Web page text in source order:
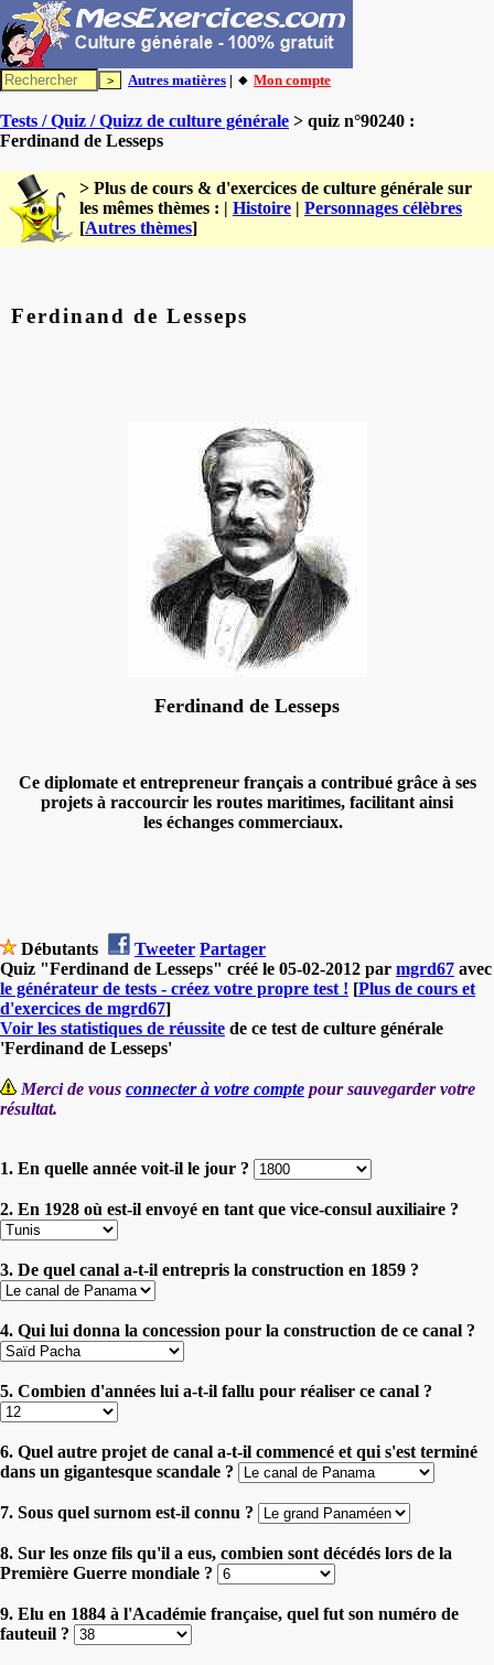
Autres matières | 🔸 Mon compte
Tests / Quiz / Quizz de culture générale > quiz n°90240 :
Ferdinand de Lesseps
> Plus de cours & d'exercices de culture générale sur
les mêmes thèmes : | Histoire | Personnages célèbres
[Autres thèmes]
Ferdinand de Lesseps
Ferdinand de Lesseps
Ce diplomate et entrepreneur français a contribué grâce à ses
projets à raccourcir les routes maritimes, facilitant ainsi
les échanges commerciaux.
Débutants Tweeter Partager
Quiz "Ferdinand de Lesseps" créé le 05-02-2012 par mgrd67 avec
le générateur de tests - créez votre propre test ! [Plus de cours et
d'exercices de mgrd67]
Voir les statistiques de réussite de ce test de culture générale
'Ferdinand de Lesseps'
Merci de vous connecter à votre compte pour sauvegarder votre
résultat.
1. En quelle année voit-il le jour ?
2. En 1928 où est-il envoyé en tant que vice-consul auxiliaire ?
3. De quel canal a-t-il entrepris la construction en 1859 ?
4. Qui lui donna la concession pour la construction de ce canal ?
5. Combien d'années lui a-t-il fallu pour réaliser ce canal ?
6. Quel autre projet de canal a-t-il commencé et qui s'est terminé
dans un gigantesque scandale ?
7. Sous quel surnom est-il connu ?
8. Sur les onze fils qu'il a eus, combien sont décédés lors de la
Première Guerre mondiale ?
9. Elu en 1884 à l'Académie française, quel fut son numéro de
fauteuil ?